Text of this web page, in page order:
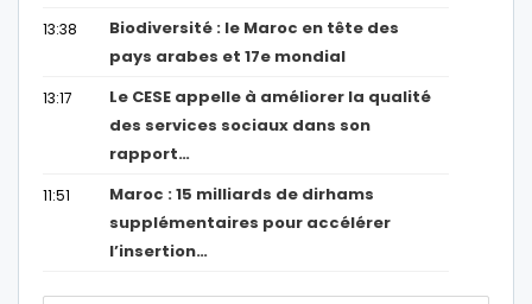
13:38
Biodiversité : le Maroc en tête des
pays arabes et 17e mondial
13:17
Le CESE appelle à améliorer la qualité
des services sociaux dans son
rapport…
11:51
Maroc : 15 milliards de dirhams
supplémentaires pour accélérer
l’insertion…